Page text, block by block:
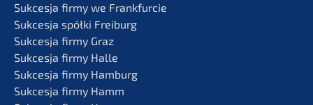
Sukces­ja firmy we Frankfurcie
Sukces­ja spółki Freiburg
Sukces­ja firmy Graz
Sukces­ja firmy Halle
Sukces­ja firmy Hamburg
Sukces­ja firmy Hamm